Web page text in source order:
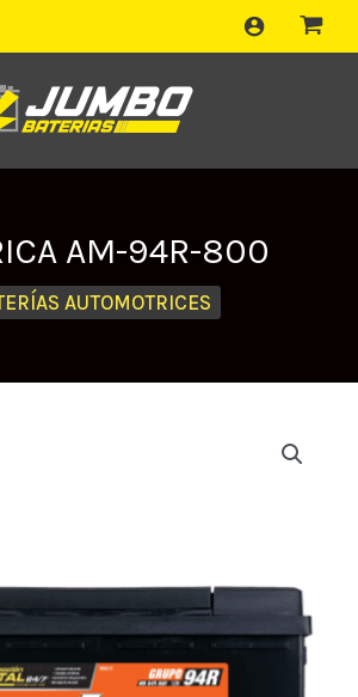
AM-94R-800
AUTOMOTRICES